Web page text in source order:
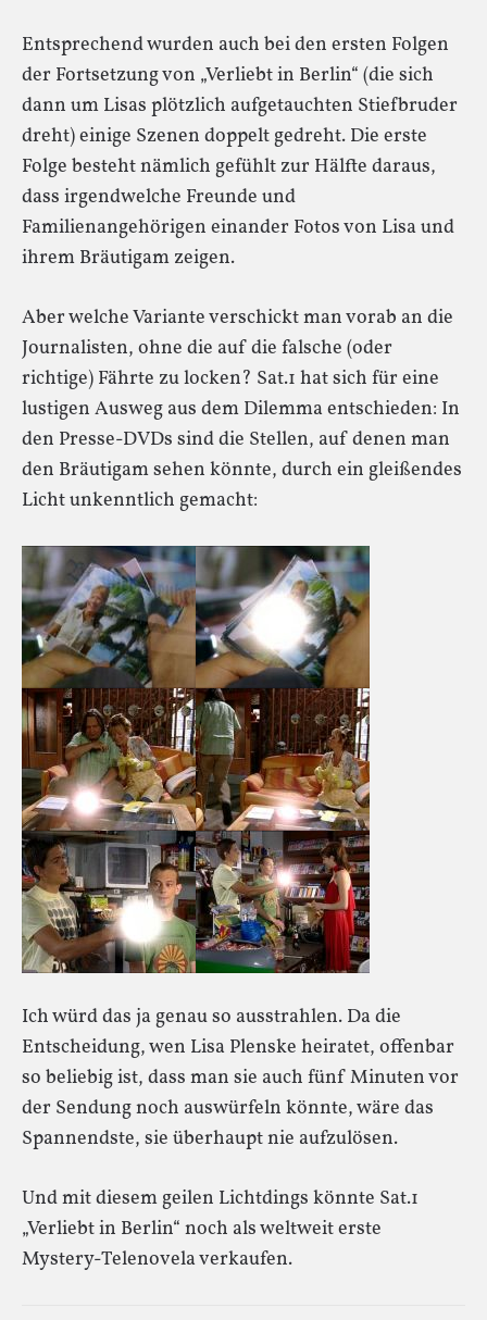
Entsprechend wurden auch bei den ersten Folgen
der Fortsetzung von „Verliebt in Berlin“ (die sich
dann um Lisas plötzlich aufgetauchten Stiefbruder
dreht) einige Szenen doppelt gedreht. Die erste
Folge besteht nämlich gefühlt zur Hälfte daraus,
dass irgendwelche Freunde und
Familienangehörigen einander Fotos von Lisa und
ihrem Bräutigam zeigen.
Aber welche Variante verschickt man vorab an die
Journalisten, ohne die auf die falsche (oder
richtige) Fährte zu locken? Sat.1 hat sich für eine
lustigen Ausweg aus dem Dilemma entschieden: In
den Presse-DVDs sind die Stellen, auf denen man
den Bräutigam sehen könnte, durch ein gleißendes
Licht unkenntlich gemacht:
Ich würd das ja genau so ausstrahlen. Da die
Entscheidung, wen Lisa Plenske heiratet, offenbar
so beliebig ist, dass man sie auch fünf Minuten vor
der Sendung noch auswürfeln könnte, wäre das
Spannendste, sie überhaupt nie aufzulösen.
Und mit diesem geilen Lichtdings könnte Sat.1
„Verliebt in Berlin“ noch als weltweit erste
Mystery-Telenovela verkaufen.